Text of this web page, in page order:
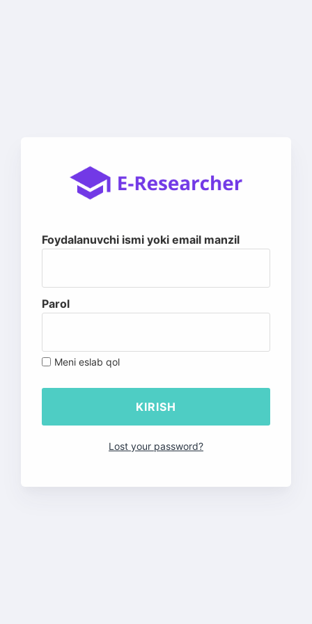
Foydalanuvchi ismi yoki email manzil
Parol
Meni eslab qol
Lost your password?